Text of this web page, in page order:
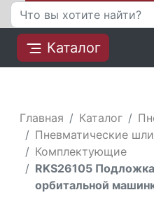
Каталог
Главная Каталог
Пневматические
Комплектующие
RKS26105
орбитальной